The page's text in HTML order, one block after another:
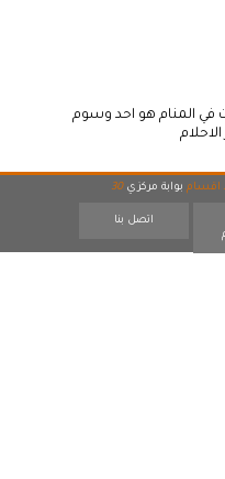
في المنام هو احد وسوم
اقسام بوابة مركزي 30
اتصل بنا